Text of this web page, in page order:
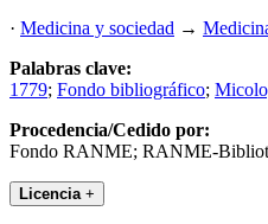
· Medicina y sociedad →
Palabras clave:
1779; Fondo bibliográfico;
Procedencia/Cedido por:
Fondo RANME; RANME-
Licencia +